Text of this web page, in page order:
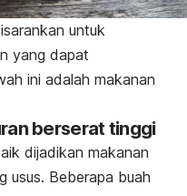
untuk
yang dapat
ini adalah makanan
berserat tinggi
dijadikan makanan
usus. Beberapa buah